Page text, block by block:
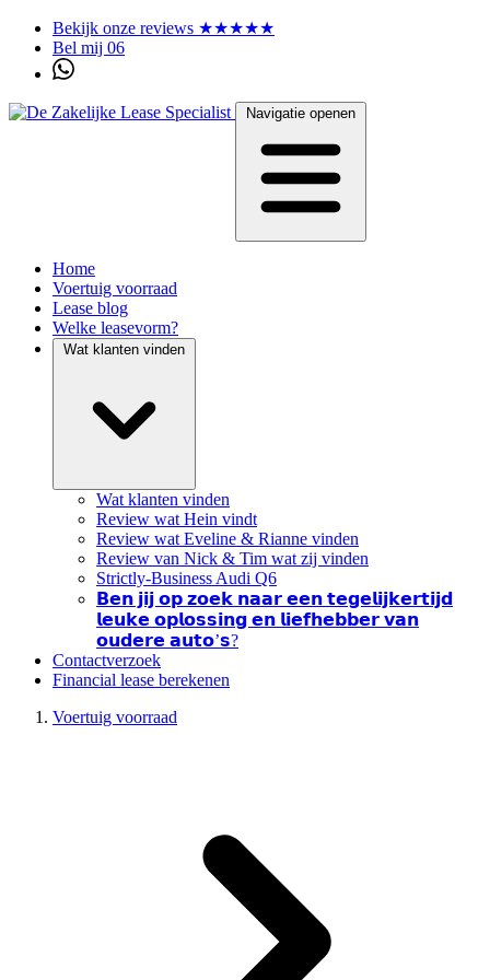
Bekijk onze reviews ★★★★★
Bel mij 06
Navigatie openen
Home
Voertuig voorraad
Lease blog
Welke leasevorm?
Wat klanten vinden
Wat klanten vinden
Review wat Hein vindt
Review wat Eveline & Rianne vinden
Review van Nick & Tim wat zij vinden
Strictly-Business Audi Q6
𝗕𝗲𝗻 𝗷𝗶𝗷 𝗼𝗽 𝘇𝗼𝗲𝗸 𝗻𝗮𝗮𝗿 𝗲𝗲𝗻 𝘁𝗲𝗴𝗲𝗹𝗶𝗷𝗸𝗲𝗿𝘁𝗶𝗷𝗱
𝗹𝗲𝘂𝗸𝗲 𝗼𝗽𝗹𝗼𝘀𝘀𝗶𝗻𝗴 𝗲𝗻 𝗹𝗶𝗲𝗳𝗵𝗲𝗯𝗯𝗲𝗿 𝘃𝗮𝗻
𝗼𝘂𝗱𝗲𝗿𝗲 𝗮𝘂𝘁𝗼’𝘀?
Contactverzoek
Financial lease berekenen
Voertuig voorraad